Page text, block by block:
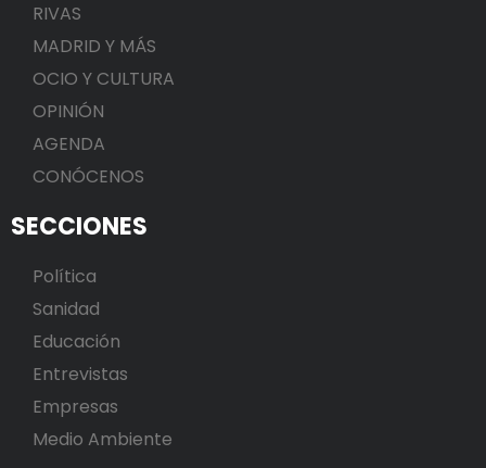
RIVAS
MADRID Y MÁS
OCIO Y CULTURA
OPINIÓN
AGENDA
CONÓCENOS
SECCIONES
Política
Sanidad
Educación
Entrevistas
Empresas
Medio Ambiente